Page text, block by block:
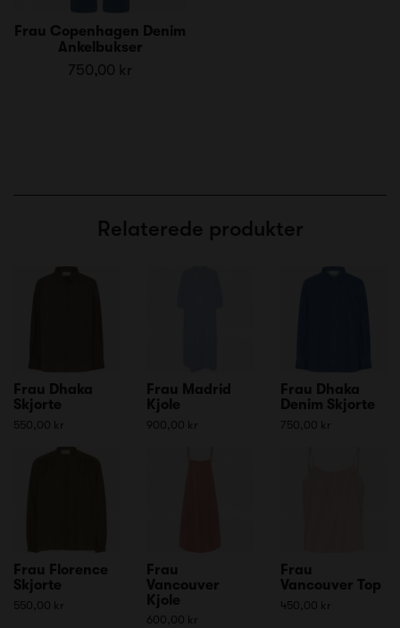
Frau Copenhagen Denim
Ankelbukser
750,00 kr
Relaterede produkter
Frau Dhaka
Skjorte
550,00 kr
Frau Madrid
Kjole
900,00 kr
Frau Dhaka
Denim Skjorte
750,00 kr
Frau Florence
Skjorte
550,00 kr
Frau
Vancouver
Kjole
600,00 kr
Frau
Vancouver Top
450,00 kr